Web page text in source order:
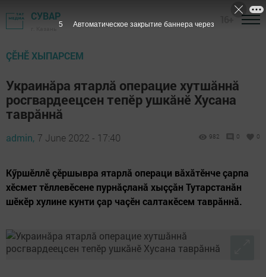
СУВАР
ÇӖНӖ ХЫПАРСЕМ
Украинăра ятарлă операцие хутшăннă
росгвардеецсен тепӗр ушкăнӗ Хусана
таврăннă
admin, 7 June 2022 - 17:40 982 0 0
​​​​​​​Кӳршӗллӗ çӗршывра ятарлă операци вăхăтӗнче çарпа
хӗсмет тӗллевӗсене пурнăçланă хыççăн Тутарстанăн
шӗкӗр хулине кунти çар чаçӗн салтакӗсем таврăннă.
4 Автоматическое закрытие баннера через